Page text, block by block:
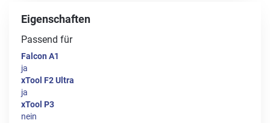
Eigenschaften
Passend für
Falcon A1
ja
xTool F2 Ultra
ja
xTool P3
nein